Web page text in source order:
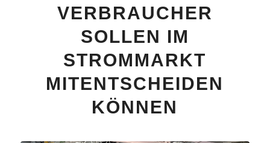
VERBRAUCHER
SOLLEN IM
STROMMARKT
MITENTSCHEIDEN
KÖNNEN